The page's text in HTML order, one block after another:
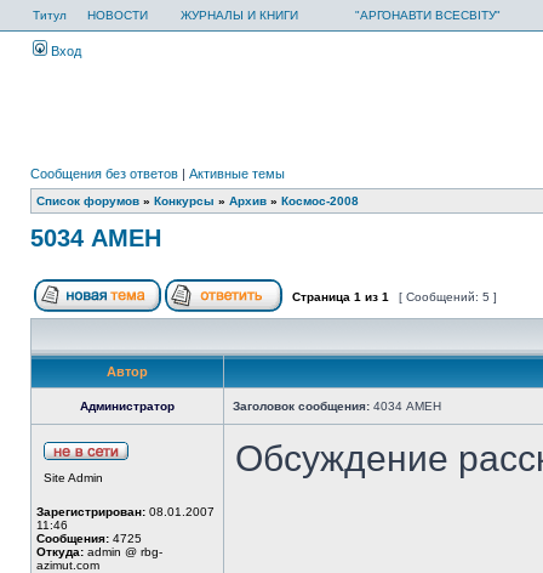
Титул НОВОСТИ ЖУРНАЛЫ И КНИГИ "АРГОНАВТИ ВСЕСВІТУ"
Вход
Сообщения без ответов | Активные темы
Список форумов » Конкурсы » Архив » Космос-2008
5034 АМЕН
Страница 1 из 1 [ Сообщений: 5 ]
Автор
Администратор Заголовок сообщения: 4034 АМЕН
Site Admin
Зарегистрирован: 08.01.2007
11:46
Сообщения: 4725
Откуда: admin @ rbg-
azimut.com
Обсуждение